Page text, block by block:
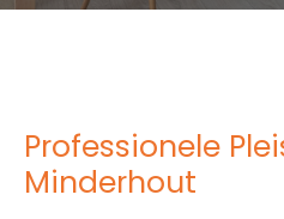
Professionele
Minderhout